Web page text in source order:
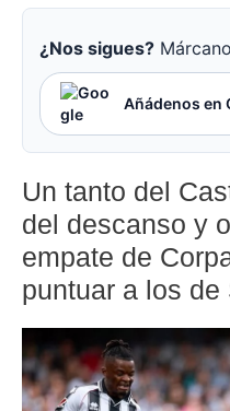
¿Nos sigues?
Añádenos en
Un tanto del
del descanso y
empate de
puntuar a los de